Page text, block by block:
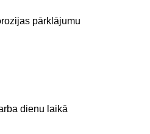
pārklājumu
dienu laikā